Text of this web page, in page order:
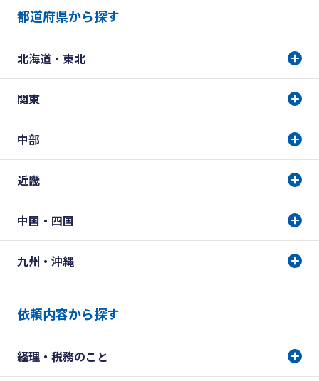
都道府県から探す
北海道・東北
関東
中部
近畿
中国・四国
九州・沖縄
依頼内容から探す
経理・税務のこと